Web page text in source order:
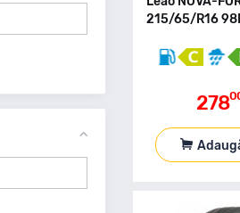
215/65/R16
278